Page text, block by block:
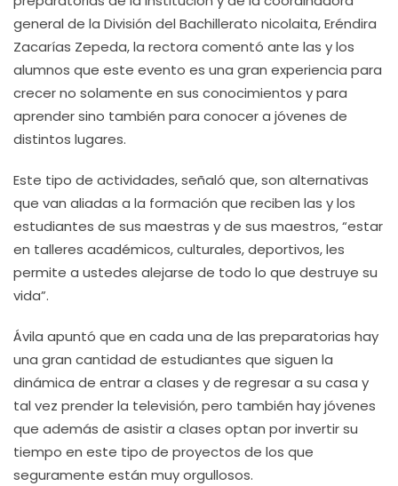
general de la División del Bachillerato nicolaita, Eréndira
Zacarías Zepeda, la rectora comentó ante las y los
alumnos que este evento es una gran experiencia para
crecer no solamente en sus conocimientos y para
aprender sino también para conocer a jóvenes de
distintos lugares.
Este tipo de actividades, señaló que, son alternativas
que van aliadas a la formación que reciben las y los
estudiantes de sus maestras y de sus maestros, “estar
en talleres académicos, culturales, deportivos, les
permite a ustedes alejarse de todo lo que destruye su
vida”.
Ávila apuntó que en cada una de las preparatorias hay
una gran cantidad de estudiantes que siguen la
dinámica de entrar a clases y de regresar a su casa y
tal vez prender la televisión, pero también hay jóvenes
que además de asistir a clases optan por invertir su
tiempo en este tipo de proyectos de los que
seguramente están muy orgullosos.